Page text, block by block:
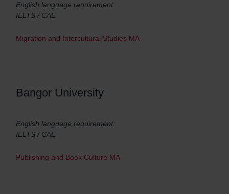
English language requirement:
IELTS / CAE
Migration and Intercultural Studies MA
Bangor University
English language requirement:
IELTS / CAE
Publishing and Book Culture MA